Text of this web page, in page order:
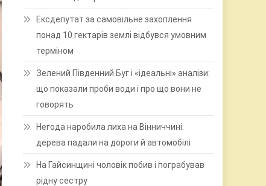
Ексдепутат за самовільне захоплення
понад 10 гектарів землі відбувся умовним
терміном
Зелений Південний Буг і «ідеальні» аналізи:
що показали проби води і про що вони не
говорять
Негода наробила лиха на Вінниччині:
дерева падали на дороги й автомобілі
На Гайсинщині чоловік побив і пограбував
рідну сестру